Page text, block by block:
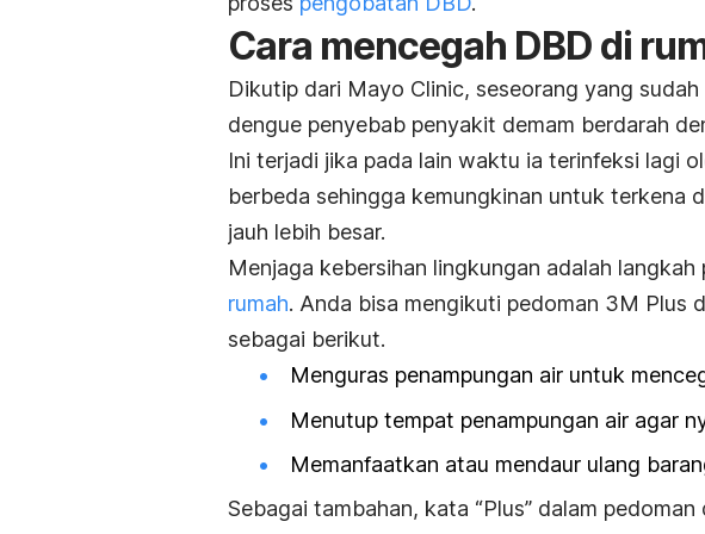
Cara mencegah DBD di
Dikutip dari Mayo Clinic, seseorang yang
dengue penyebab penyakit demam berdarah
Ini terjadi jika pada lain waktu ia terinfeksi lagi
berbeda sehingga kemungkinan untuk terkena
jauh lebih besar.
Menjaga kebersihan lingkungan adalah langkah
rumah. Anda bisa mengikuti pedoman 3M Plus
sebagai berikut.
Menguras penampungan air untuk
Menutup tempat penampungan air agar
Memanfaatkan atau mendaur ulang
Sebagai tambahan, kata “Plus” dalam